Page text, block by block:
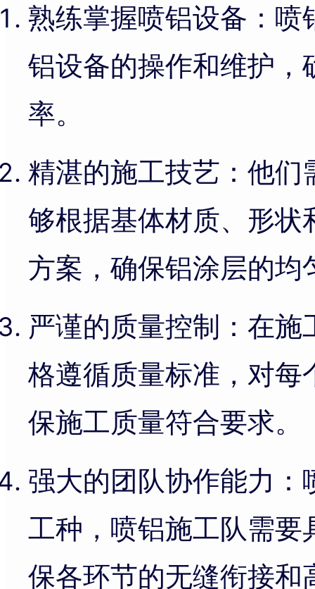
熟练掌握喷铝设备：
铝设备的操作和维护
率。
精湛的施工技艺：他
够根据基体材质、形
方案，确保铝涂层的均
严谨的质量控制：在
格遵循质量标准，对
保施工质量符合要求。
强大的团队协作能力
工种，喷铝施工队需
保各环节的无缝衔接和